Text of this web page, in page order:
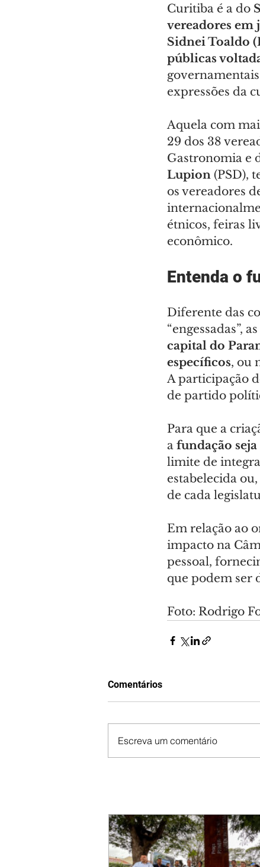
Curitiba é a do
vereadores em
Sidnei Toaldo
públicas
expressões da
Aquela com
29 dos 38
Gastronomia e
Lupion (PSD),
os vereadores
étnicos, feiras
econômico.
Entenda o
Diferente das
“engessadas”,
capital do
específicos, ou
A participação
de partido
Para que a
a fundação
limite de
estabelecida
de cada
Em relação ao
impacto na
pessoal,
que podem ser
Foto: Rodrigo
Comentários
Escreva um comentário